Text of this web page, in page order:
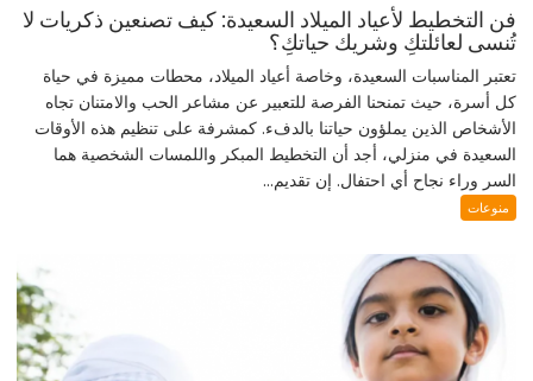
فن التخطيط لأعياد الميلاد السعيدة: كيف تصنعين ذكريات لا
تُنسى لعائلتكِ وشريك حياتكِ؟
تعتبر المناسبات السعيدة، وخاصة أعياد الميلاد، محطات مميزة في حياة
كل أسرة، حيث تمنحنا الفرصة للتعبير عن مشاعر الحب والامتنان تجاه
الأشخاص الذين يملؤون حياتنا بالدفء. كمشرفة على تنظيم هذه الأوقات
السعيدة في منزلي، أجد أن التخطيط المبكر واللمسات الشخصية هما
السر وراء نجاح أي احتفال. إن تقديم...
منوعات